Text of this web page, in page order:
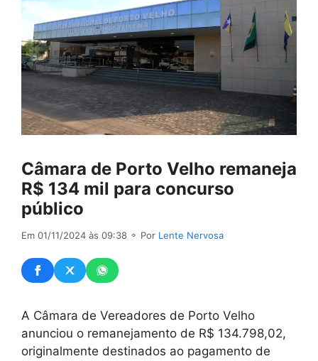
Câmara de Porto Velho remaneja
R$ 134 mil para concurso
público
Em 01/11/2024 às 09:38 ⚬ Por Lente Nervosa
A Câmara de Vereadores de Porto Velho
anunciou o remanejamento de R$ 134.798,02,
originalmente destinados ao pagamento de